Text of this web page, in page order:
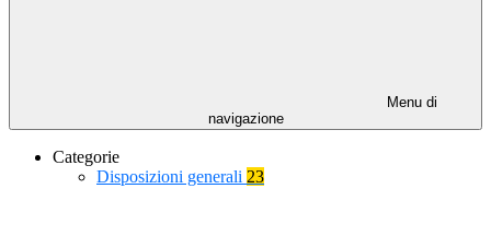
Menu di
navigazione
Categorie
Disposizioni generali 23